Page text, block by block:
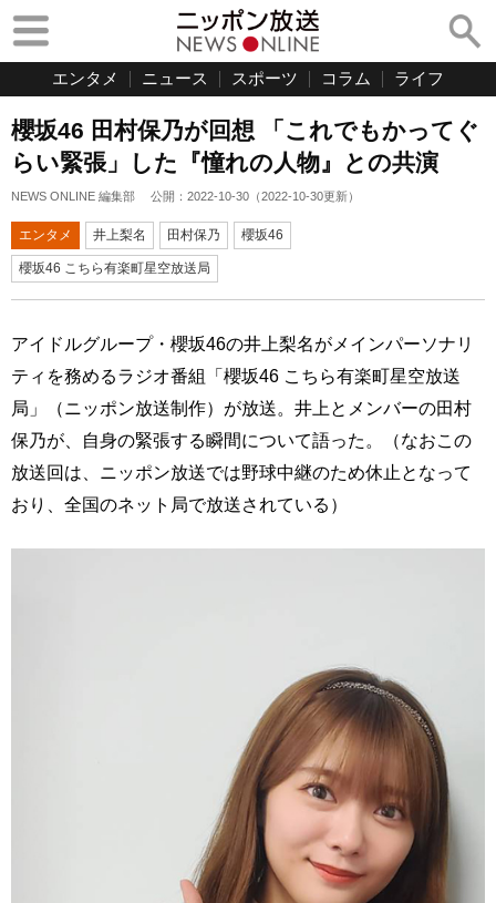
エンタメ ニュース スポーツ コラム ライフ
櫻坂46 田村保乃が回想 「これでもかってぐ
らい緊張」した『憧れの人物』との共演
NEWS ONLINE 編集部 公開： 2022-10-30 （2022-10-30更新）
エンタメ 井上梨名 田村保乃 櫻坂46
櫻坂46 こちら有楽町星空放送局
アイドルグループ・櫻坂46の井上梨名がメインパーソナリ
ティを務めるラジオ番組「櫻坂46 こちら有楽町星空放送
局」（ニッポン放送制作）が放送。井上とメンバーの田村
保乃が、自身の緊張する瞬間について語った。（なおこの
放送回は、ニッポン放送では野球中継のため休止となって
おり、全国のネット局で放送されている）